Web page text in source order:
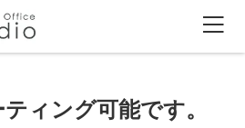
ィング可能です。